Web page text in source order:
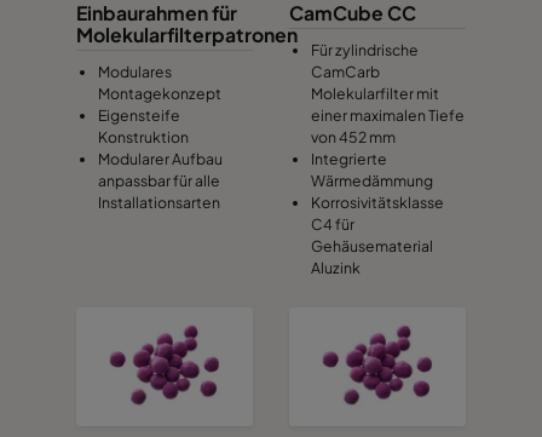
Einbaurahmen für
Molekularfilterpatronen
Modulares
Montagekonzept
Eigensteife
Konstruktion
Modularer Aufbau
anpassbar für alle
Installationsarten
CamCube CC
Für zylindrische
CamCarb
Molekularfilter mit
einer maximalen Tiefe
von 452 mm
Integrierte
Wärmedämmung
Korrosivitätsklasse
C4 für
Gehäusematerial
Aluzink